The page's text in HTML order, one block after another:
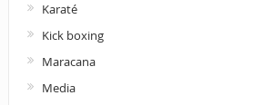
Karaté
Kick boxing
Maracana
Media